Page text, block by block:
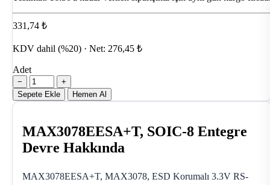
331,74 ₺
KDV dahil (%20) · Net: 276,45 ₺
Adet
−
+
Sepete Ekle
Hemen Al
MAX3078EESA+T, SOIC-8 Entegre
Devre Hakkında
MAX3078EESA+T, MAX3078, ESD Korumalı 3.3V RS-